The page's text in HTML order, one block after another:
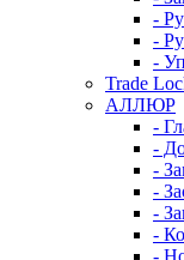
-
-
-
Trade
АЛЛЮР
-
-
-
-
-
-
-